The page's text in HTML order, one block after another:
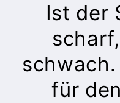
Ist der
für